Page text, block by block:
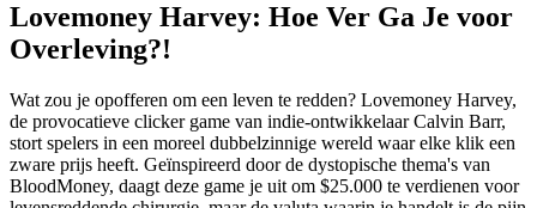
Lovemoney Harvey: Hoe Ver Ga Je voor
Overleving?!
Wat zou je opofferen om een leven te redden? Lovemoney Harvey,
de provocatieve clicker game van indie-ontwikkelaar Calvin Barr,
stort spelers in een moreel dubbelzinnige wereld waar elke klik een
zware prijs heeft. Geïnspireerd door de dystopische thema's van
BloodMoney, daagt deze game je uit om $25.000 te verdienen voor